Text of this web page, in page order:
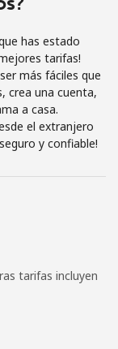
has estado
tarifas!
más fáciles que
crea una cuenta,
a casa.
el extranjero
y confiable!
tarifas incluyen